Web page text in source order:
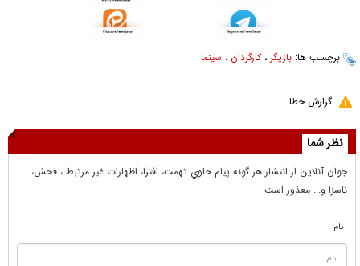
برچسب ها: بازیگر ،کارگردان ، سینما
گزارش خطا
نظر شما
جوان آنلاين از انتشار هر گونه پيام حاوي تهمت، افترا، اظهارات غير مرتبط ، فحش،
ناسزا و... معذور است
نام